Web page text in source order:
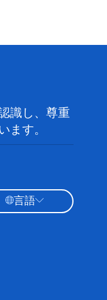
識し、尊重
ます。
言語